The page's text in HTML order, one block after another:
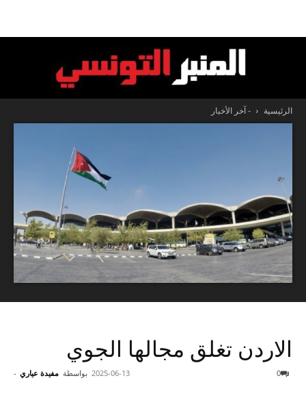
المنبر
الرئيسية - آخر الأخبار
الاردن تغلق مجالها الجوي
بواسطة مفيدة عياري - 2025-06-13 0